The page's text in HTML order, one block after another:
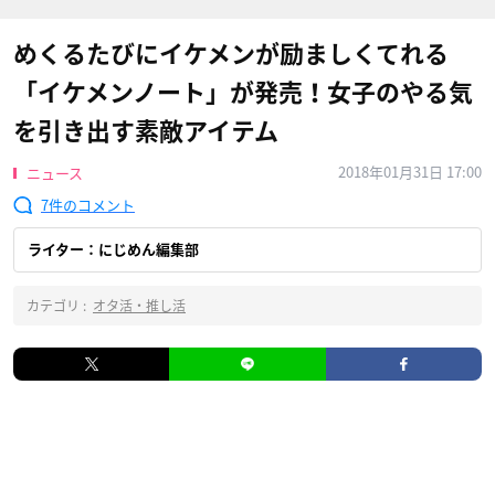
めくるたびにイケメンが励ましくてれる
「イケメンノート」が発売！女子のやる気
を引き出す素敵アイテム
ニュース
2018年01月31日 17:00
7
ライター：にじめん編集部
カテゴリ : オタ活・推し活